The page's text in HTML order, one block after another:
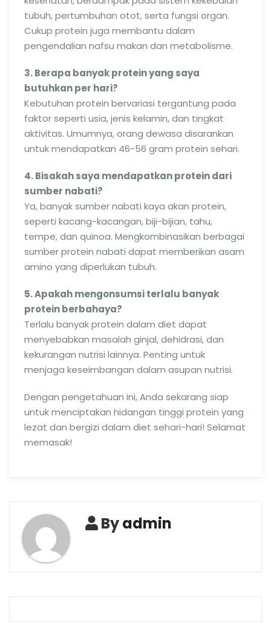
tubuh, pertumbuhan otot, serta fungsi organ.
Cukup protein juga membantu dalam
pengendalian nafsu makan dan metabolisme.
3. Berapa banyak protein yang saya
butuhkan per hari?
Kebutuhan protein bervariasi tergantung pada
faktor seperti usia, jenis kelamin, dan tingkat
aktivitas. Umumnya, orang dewasa disarankan
untuk mendapatkan 46-56 gram protein sehari.
4. Bisakah saya mendapatkan protein dari
sumber nabati?
Ya, banyak sumber nabati kaya akan protein,
seperti kacang-kacangan, biji-bijian, tahu,
tempe, dan quinoa. Mengkombinasikan berbagai
sumber protein nabati dapat memberikan asam
amino yang diperlukan tubuh.
5. Apakah mengonsumsi terlalu banyak
protein berbahaya?
Terlalu banyak protein dalam diet dapat
menyebabkan masalah ginjal, dehidrasi, dan
kekurangan nutrisi lainnya. Penting untuk
menjaga keseimbangan dalam asupan nutrisi.
Dengan pengetahuan ini, Anda sekarang siap
untuk menciptakan hidangan tinggi protein yang
lezat dan bergizi dalam diet sehari-hari! Selamat
memasak!
Byadmin